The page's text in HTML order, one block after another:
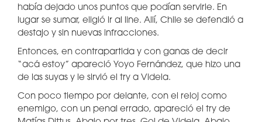
había dejado unos puntos que podían servirle. En
lugar se sumar, eligió ir al line. Allí, Chile se defendió a
destajo y sin nuevas infracciones.
Entonces, en contrapartida y con ganas de decir
“acá estoy” apareció Yoyo Fernández, que hizo una
de las suyas y le sirvió el try a Videla.
Con poco tiempo por delante, con el reloj como
enemigo, con un penal errado, apareció el try de